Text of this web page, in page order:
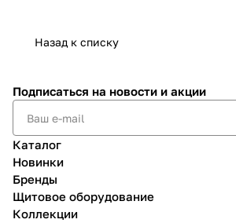
Назад к списку
Подписаться на новости и акции
Каталог
Новинки
Бренды
Щитовое оборудование
Коллекции